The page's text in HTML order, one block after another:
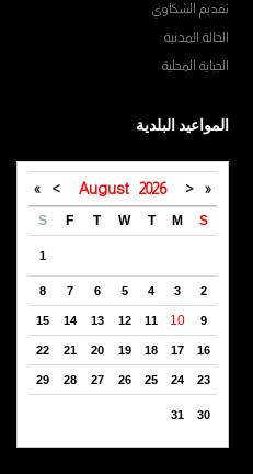
تقديم الشكاوي
الحالة المدنية
الجباية المحلية
المواعيد البلدية
«
<
August 2026
>
»
S
M
T
W
T
F
S
1
2
3
4
5
6
7
8
9
10
11
12
13
14
15
16
17
18
19
20
21
22
23
24
25
26
27
28
29
30
31